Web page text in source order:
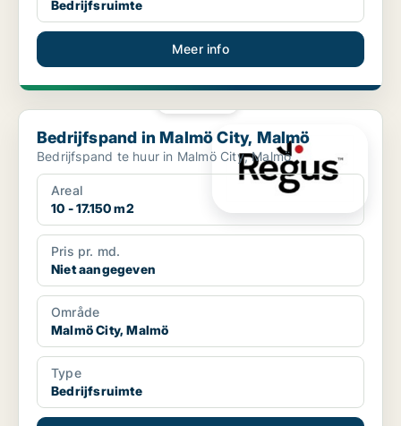
Bedrijfsruimte
Meer info
Bedrijfspand in Malmö City, Malmö
Bedrijfspand in Malmö City, Malmö
Bedrijfspand te huur in Malmö City, Malmö
Areal
10 - 17.150 m2
Pris pr. md.
Niet aangegeven
Område
Malmö City, Malmö
Type
Bedrijfsruimte